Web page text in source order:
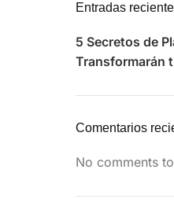
Entradas
5 Secretos de
Transformarán
Comentarios
No comments